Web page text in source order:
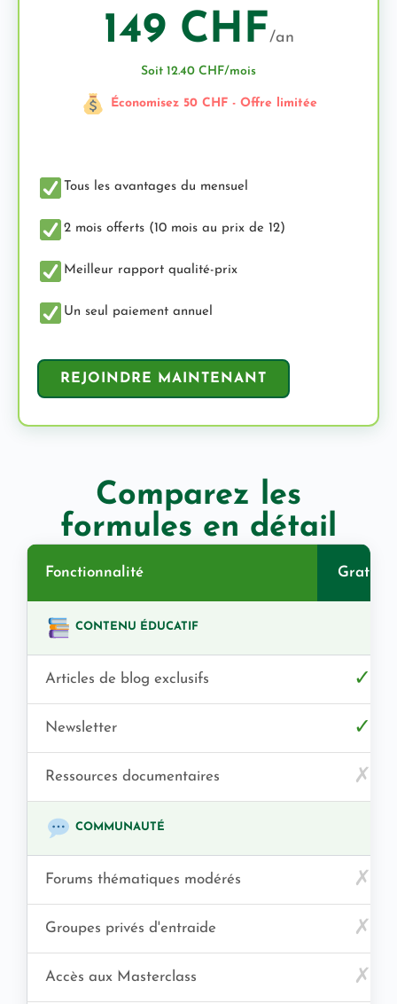
149 CHF/an
Soit 12.40 CHF/mois
Économisez 50 CHF - Offre limitée
Tous les avantages du mensuel
2 mois offerts (10 mois au prix de 12)
Meilleur rapport qualité-prix
Un seul paiement annuel
REJOINDRE MAINTENANT
Comparez les
formules en détail
Fonctionnalité Gratuit
CONTENU ÉDUCATIF
Articles de blog exclusifs ✓
Newsletter ✓
Ressources documentaires ✗
COMMUNAUTÉ
Forums thématiques modérés ✗
Groupes privés d'entraide ✗
Accès aux Masterclass ✗